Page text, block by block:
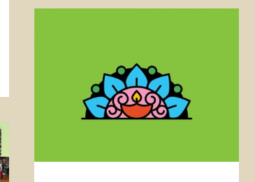
Iskra Ukrainian Dance Ensemble and
Academy News & Announcement